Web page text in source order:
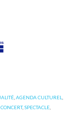
, AGENDA CULTUREL
,CONCERT,SPECTACLE